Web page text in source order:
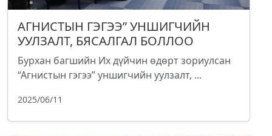
АГНИСТЫН ГЭГЭЭ” УНШИГЧИЙН
УУЛЗАЛТ, БЯСАЛГАЛ БОЛЛОО
Бурхан багшийн Их дүйчин өдөрт зориулсан
“Агнистын гэгээ” уншигчийн уулзалт, ...
2025/06/11